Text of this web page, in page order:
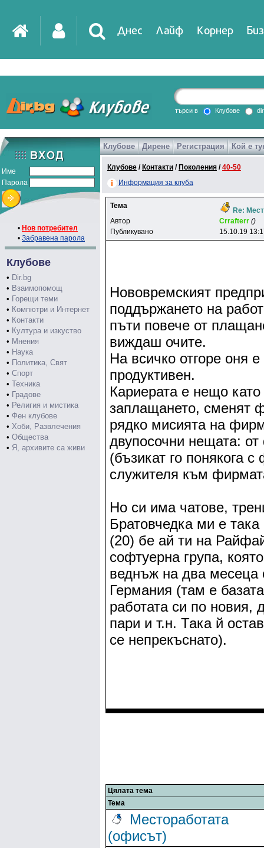
Днес Лайф Корнер
DirTV Impressio
Games
търси в Клубове
Име
Парола
• Нов потребител
• Забравена парола
Клубове
• Dir.bg
• Взаимопомощ
• Горещи теми
• Компютри и Интернет
• Контакти
• Култура и изкуство
• Мнения
• Наука
• Политика, Свят
• Спорт
• Техника
• Градове
• Религия и мистика
• Фен клубове
• Хоби, Развлечения
• Общества
• Я, архивите са живи
Клубове Дирене Регистрация Кой е
Клубове / Контакти / Поколения /40-50
Информация за клуба
Тема
Re:
Автор
Crrafterr ()
Публикувано
15.10.19
Нововремският
поддържането на
пъти повече от
виждаш очите.
На всичко отгоре оня
продуктивен.
Кариерата е нещо
заплащането, сменят
рядко мисията на
двупосочни нещата:
(бъзикат го понякога
служителя към
Но си има чатове,
Братовчедка ми е така
(20) бе ай ти на
софтуерна група,
веднъж на два месеца
Германия (там е
работата си по
пари и т.н. Така й
се непрекъснато).
Цялата тема
Тема
Местоработата
(офисът)